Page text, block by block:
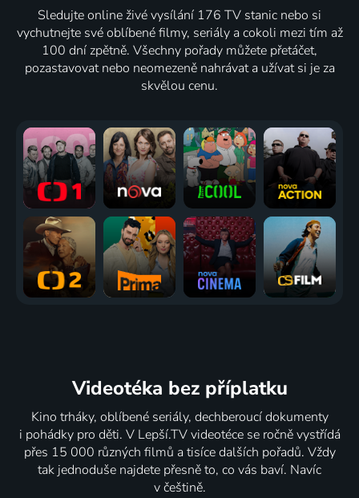
Sledujte online živé vysílání 176 TV stanic nebo si
vychutnejte své oblíbené filmy, seriály a cokoli mezi tím až
100 dní zpětně. Všechny pořady můžete přetáčet,
pozastavovat nebo neomezeně nahrávat a užívat si je za
skvělou cenu.
Videotéka bez příplatku
Kino trháky, oblíbené seriály, dechberoucí dokumenty
i pohádky pro děti. V Lepší.TV videotéce se ročně vystřídá
přes 15 000 různých filmů a tisíce dalších pořadů. Vždy
tak jednoduše najdete přesně to, co vás baví. Navíc
v češtině.